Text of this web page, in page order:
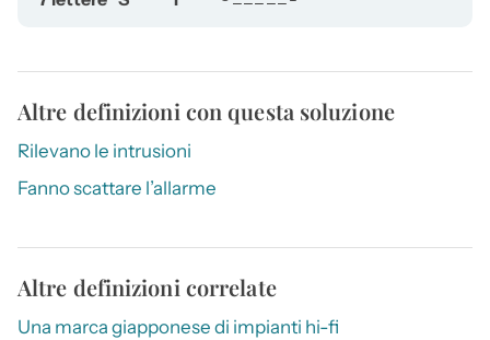
Altre definizioni con questa soluzione
Rilevano le intrusioni
Fanno scattare l’allarme
Altre definizioni correlate
Una marca giapponese di impianti hi-fi